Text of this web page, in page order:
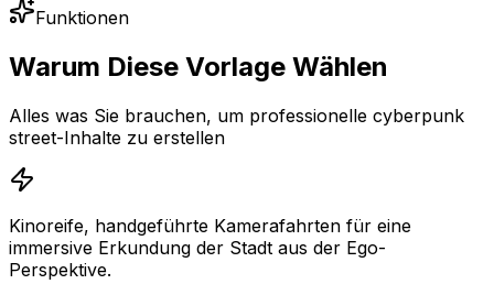
Funktionen
Warum Diese Vorlage Wählen
Alles was Sie brauchen, um professionelle cyberpunk
street-Inhalte zu erstellen
Kinoreife, handgeführte Kamerafahrten für eine
immersive Erkundung der Stadt aus der Ego-
Perspektive.